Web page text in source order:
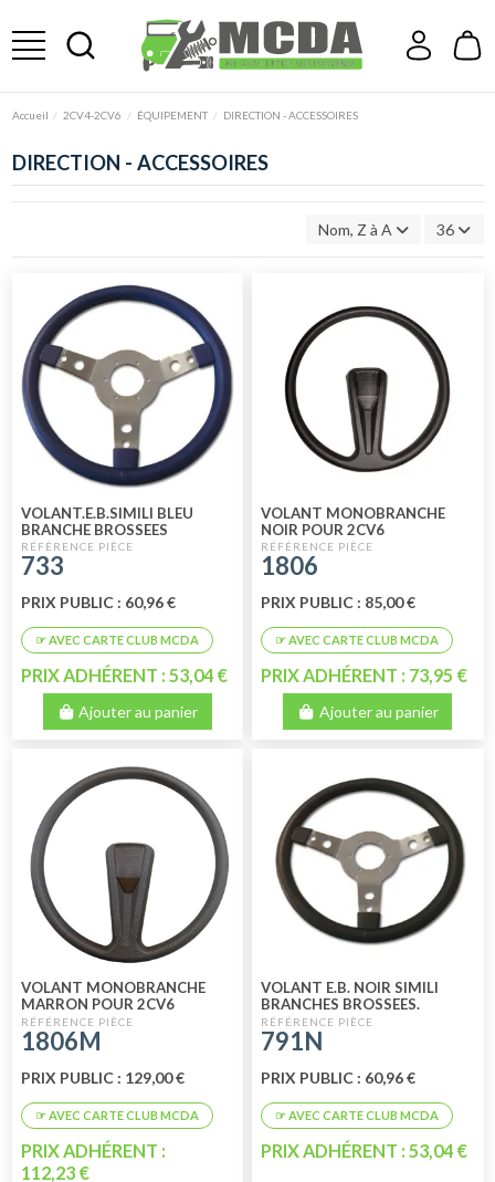
Accueil 2CV4-2CV6 ÉQUIPEMENT DIRECTION - ACCESSOIRES
DIRECTION - ACCESSOIRES
Nom, Z à A 36
VOLANT.E.B.SIMILI BLEU
BRANCHE BROSSEES
733
PRIX PUBLIC : 60,96 €
PRIX ADHÉRENT : 53,04 €
Ajouter au panier
VOLANT MONOBRANCHE
NOIR POUR 2CV6
CHARLESTON - DYANE 6
1806
PRIX PUBLIC : 85,00 €
PRIX ADHÉRENT : 73,95 €
Ajouter au panier
VOLANT MONOBRANCHE
MARRON POUR 2CV6
CHARLESTON - DYANE 6
1806M
PRIX PUBLIC : 129,00 €
PRIX ADHÉRENT :
112,23 €
VOLANT E.B. NOIR SIMILI
BRANCHES BROSSEES.
791N
PRIX PUBLIC : 60,96 €
PRIX ADHÉRENT : 53,04 €